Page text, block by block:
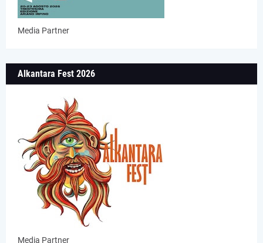
Media Partner
Alkantara Fest 2026
Media Partner